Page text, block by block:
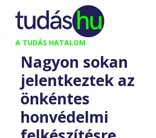
Kilépés
tartalomba
A TUDÁS HATALOM
Nagyon sokan
jelentkeztek az
önkéntes
honvédelmi